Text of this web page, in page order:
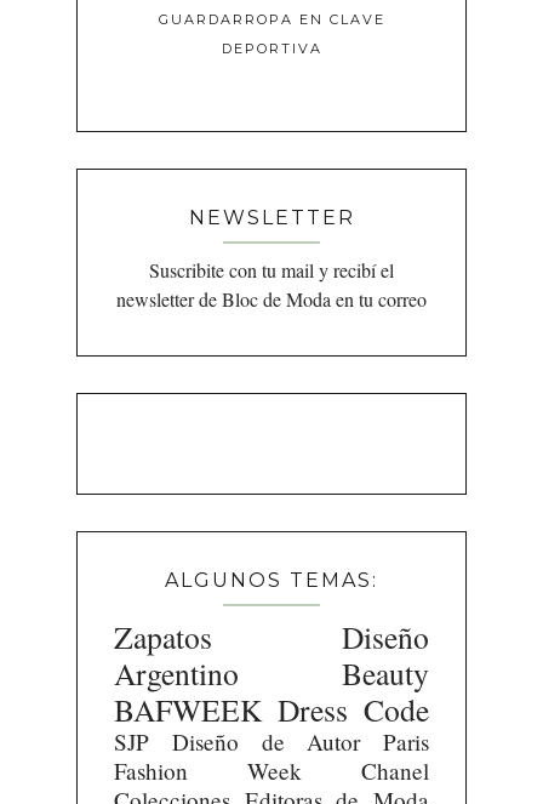
GUARDARROPA EN CLAVE
DEPORTIVA
NEWSLETTER
Suscribite con tu mail y recibí el
newsletter de Bloc de Moda en tu correo
ALGUNOS TEMAS:
Zapatos
Diseño
Argentino
Beauty
BAFWEEK Dress Code
SJP Diseño de Autor
Paris
Fashion Week
Chanel